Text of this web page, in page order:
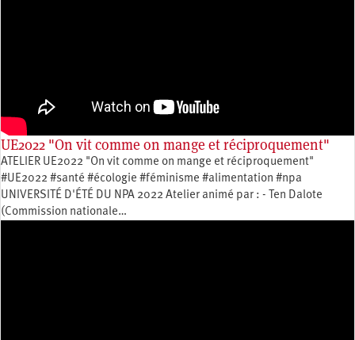
UE2022 "On vit comme on mange et réciproquement"
ATELIER UE2022 "On vit comme on mange et réciproquement"
#UE2022 #santé #écologie #féminisme #alimentation #npa
UNIVERSITÉ D'ÉTÉ DU NPA 2022 Atelier animé par : - Ten Dalote
(Commission nationale…